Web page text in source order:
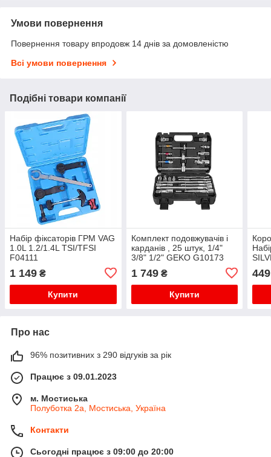
Умови повернення
Повернення товару впродовж 14 днів за домовленістю
Всі умови повернення
Подібні товари компанії
Набір фіксаторів ГРМ VAG
1.0L 1.2/1.4L TSI/TFSI
F04111
1 149 ₴
Купити
Комплект подовжувачів і
карданів , 25 штук, 1/4"
3/8" 1/2" GEKO G10173
1 749₴
Купити
449
Про нас
96% позитивних з 290 відгуків за рік
Працює з 09.01.2023
м. Мостиська
Полуботка 2а, Мостиська, Україна
Контакти
Сьогодні працює з 09:00 до 20:00